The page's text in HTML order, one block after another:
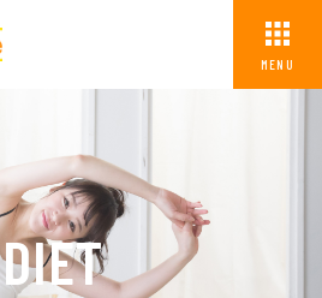
MENU
DIET